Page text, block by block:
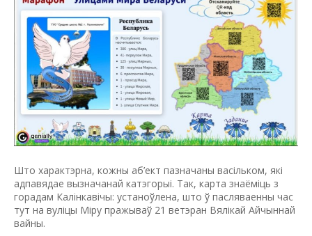
Што характэрна, кожны аб’ект пазначаны васільком, які
адпавядае вызначанай катэгорыі. Так, карта знаёміць з
горадам Калінкавічы: устаноўлена, што ў пасляваенны час
тут на вуліцы Міру пражываў 21 ветэран Вялікай Айчыннай
вайны.